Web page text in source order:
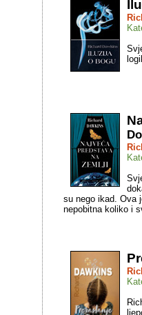
su nego ikad. Ova
nepobitna koliko i